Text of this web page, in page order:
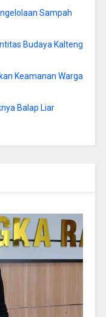
Sampah
Budaya Kalteng
Keamanan Warga
Balap Liar